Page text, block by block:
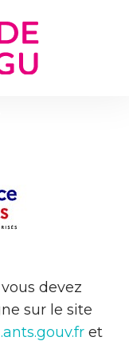
devez
sur le site
et